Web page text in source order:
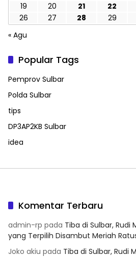
19
20 21 22
26
27 28 29
« Agu
Popular Tags
Pemprov Sulbar
Polda Sulbar
tips
DP3AP2KB Sulbar
idea
Komentar Terbaru
admin-rp pada Tiba di Sulbar, Rudi
yang Terpilih Disambut Meriah
Joko akiu pada Tiba di Sulbar, Rudi